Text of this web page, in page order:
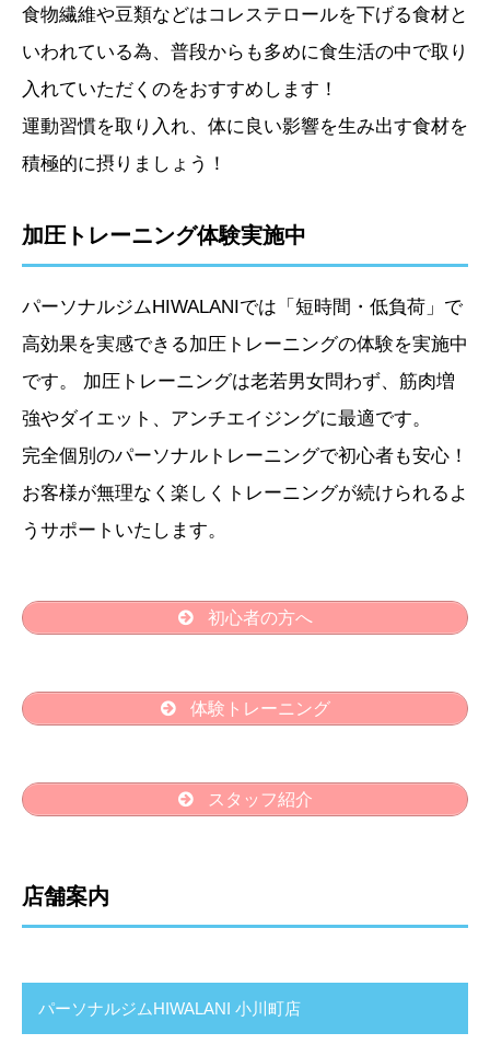
食物繊維や豆類などはコレステロールを下げる食材と
いわれている為、普段からも多めに食生活の中で取り
入れていただくのをおすすめします！
運動習慣を取り入れ、体に良い影響を生み出す食材を
積極的に摂りましょう！
加圧トレーニング体験実施中
パーソナルジムHIWALANIでは「短時間・低負荷」で
高効果を実感できる加圧トレーニングの体験を実施中
です。 加圧トレーニングは老若男女問わず、筋肉増
強やダイエット、アンチエイジングに最適です。
完全個別のパーソナルトレーニングで初心者も安心！
お客様が無理なく楽しくトレーニングが続けられるよ
うサポートいたします。
初心者の方へ
体験トレーニング
スタッフ紹介
店舗案内
パーソナルジムHIWALANI 小川町店